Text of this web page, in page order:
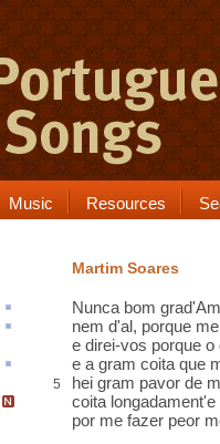
Music Resources
Martim Soares
Nunca bom grad
nem d'al, porque
e direi-vos porque o
e a gram coita que
5
hei gram pavor de
coita
por me fazer peor